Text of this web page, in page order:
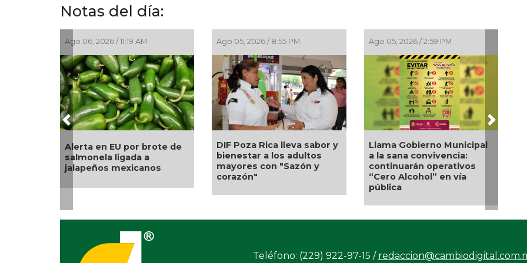
Notas del día:
Ago 05, 2026 / 2:56 PM
La UNAM analiza sanción
de hasta 20 millones de
pesos a Territorium Life
Ago 05, 2026 / 2:23 PM
Una silla de ruedas, un
nuevo apoyo para Flor
Alondra: Pedro Miguel y
Sonia Marie responden a
Ago 05, 2026 / 12:13 PM
Nueva oferta educativa
impulsará la
competitividad turística
de Veracruz
Previous Next
Teléfono: (229) 922-97-15 /